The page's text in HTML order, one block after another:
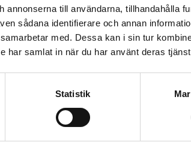
till användarna, tillhandahålla
sådana identifierare och annan
med. Dessa kan i sin tur
har samlat in när du har använt deras
Statistik